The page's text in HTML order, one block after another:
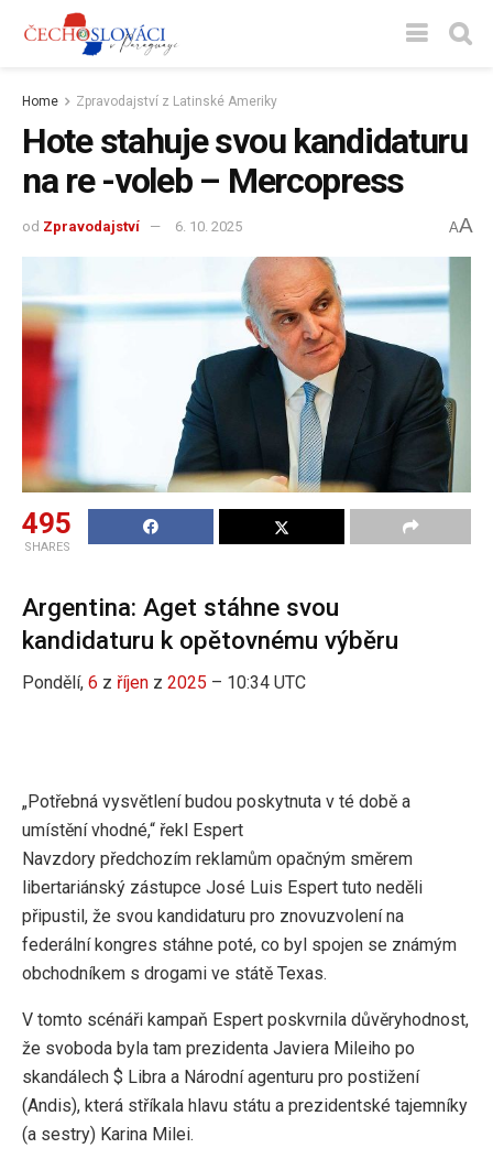
Home Zpravodajství z Latinské Ameriky
Hote stahuje svou kandidaturu
na re -voleb – Mercopress
od Zpravodajství 6. 10. 2025 AA
495
SHARES
Argentina: Aget stáhne svou
kandidaturu k opětovnému výběru
Pondělí, 6 z říjen z 2025 – 10:34 UTC
„Potřebná vysvětlení budou poskytnuta v té době a
umístění vhodné,“ řekl Espert
Navzdory předchozím reklamům opačným směrem
libertariánský zástupce José Luis Espert tuto neděli
připustil, že svou kandidaturu pro znovuzvolení na
federální kongres stáhne poté, co byl spojen se známým
obchodníkem s drogami ve státě Texas.
V tomto scénáři kampaň Espert poskvrnila důvěryhodnost,
že svoboda byla tam prezidenta Javiera Mileiho po
skandálech $ Libra a Národní agenturu pro postižení
(Andis), která stříkala hlavu státu a prezidentské tajemníky
(a sestry) Karina Milei.